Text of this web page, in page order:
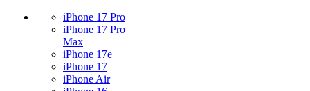
iPhone 17 Pro
iPhone 17 Pro
Max
iPhone 17e
iPhone 17
iPhone Air